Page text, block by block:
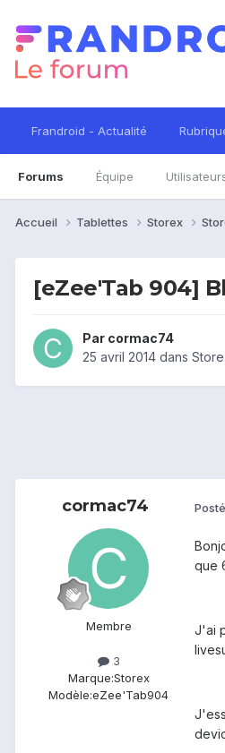
Frandroid - Actualité
Forums Équipe
Accueil Tablettes Storex
[eZee'Tab 904]
Par cormac74
25 avril 2014 dans
cormac74
Membre
3
Marque:Storex
Modèle:eZee'Tab904
que
J'ai